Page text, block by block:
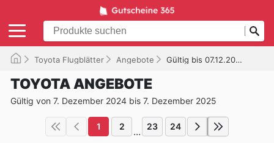
Toyota Flugblätter Angebote Gültig bis 07.12.2025
TOYOTA ANGEBOTE
Gültig von 7. Dezember 2024 bis 7. Dezember 2025
1 2 ... 23 24